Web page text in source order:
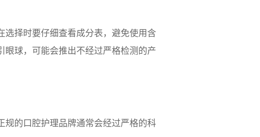
选择时要仔细查看成分表，避免使用含
球，可能会推出不经过严格检测的产
规的口腔护理品牌通常会经过严格的科